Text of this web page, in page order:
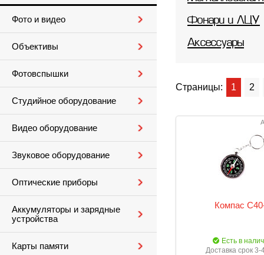
Фото и видео
Объективы
Фотовспышки
Студийное оборудование
Видео оборудование
Звуковое оборудование
Оптические приборы
Аккумуляторы и зарядные
устройства
Карты памяти
Фонари и ЛЦУ
Аксессуары
Страницы: 1 2
Компас
Есть в
Доставка срок 3-